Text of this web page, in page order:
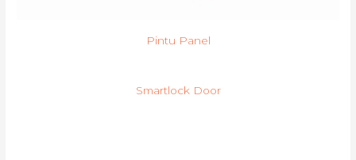
Pintu Panel
Smartlock Door